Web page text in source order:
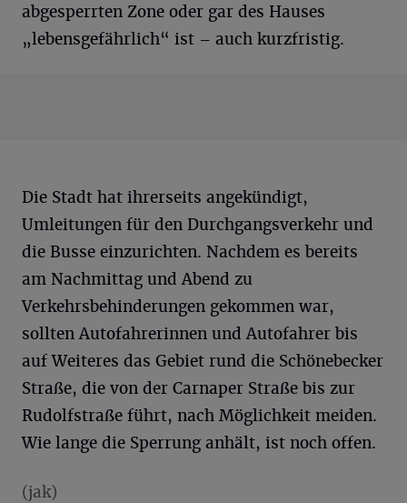
abgesperrten Zone oder gar des Hauses
„lebensgefährlich“ ist – auch kurzfristig.
Die Stadt hat ihrerseits angekündigt,
Umleitungen für den Durchgangsverkehr und
die Busse einzurichten. Nachdem es bereits
am Nachmittag und Abend zu
Verkehrsbehinderungen gekommen war,
sollten Autofahrerinnen und Autofahrer bis
auf Weiteres das Gebiet rund die Schönebecker
Straße, die von der Carnaper Straße bis zur
Rudolfstraße führt, nach Möglichkeit meiden.
Wie lange die Sperrung anhält, ist noch offen.
(jak)